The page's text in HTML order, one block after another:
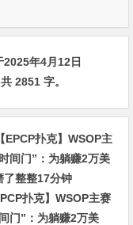
年4月12日
2851 字。
扑克】WSOP主赛
门”：为躺赚2万美